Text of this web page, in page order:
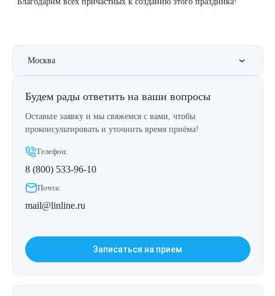
Москва
Будем рады ответить на ваши вопросы
Оставьте заявку и мы свяжемся с вами, чтобы
проконсультировать и уточнить время приёма!
Телефон:
8 (800) 533-96-10
Почта:
mail@linline.ru
Записаться на прием
Лечение гиперпигментации
Удаление веснушек
Удаление сосудистых звездочек
Удаление винного пятна
Лечение псориаза
Лазерное удаление рубцов
Удалить перманентный макияж
Удалить рубцы
Поднять брови
Молодую и увлажнённую кожу вокруг глаз
Вылечить расширенные поры
Избавиться от пигментных пятен на лице